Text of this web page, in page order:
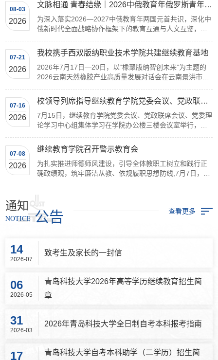
08-03
2026
文脉相通 青春结缘｜2026中俄教育年俄罗斯青年中文文化研学活动圆满落幕
为深入落实2026—2027中俄教育年两国元首共识，深化中
俄新时代全面战略协作框架下的教育互通与人文互鉴，近
07-21
2026
我校携手西双版纳职业技术学院共建继续教育基地
2026年7月17日—20日，以“橡聚版纳智创未来”为主题的
2026云南天然橡胶产业高质量发展对话会在云南景洪市举
07-16
2026
校领导列席指导继续教育学院党委会议、党政联席会议和党委理论学习中心组集体学习
7月15日，继续教育学院党委会议、党政联席会议、党委理
论学习中心组集体学习在学院办公楼三楼会议室举行，校
07-08
2026
继续教育学院召开警示教育会
为扎实推进师德师风建设，引导全体教职工树立和践行正
确政绩观，筑牢廉洁从教、依规履职思想防线,7月7日，继
通知
NOTICE 公告 查看更多
14
2026-07
致考生及家长的一封信
06
2026-05
青岛科技大学2026年高等学历继续教育招生简
章
31
2026-03
2026年青岛科技大学全日制自考本科报考指南
17
青岛科技大学自考本科助学（二学历）招生简